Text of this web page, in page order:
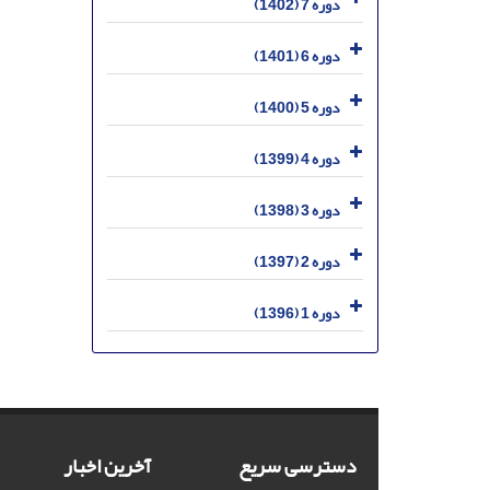
دوره 6 (1401)
دوره 5 (1400)
دوره 4 (1399)
دوره 3 (1398)
دوره 2 (1397)
دوره 1 (1396)
دسترسی سریع آخرین اخبار